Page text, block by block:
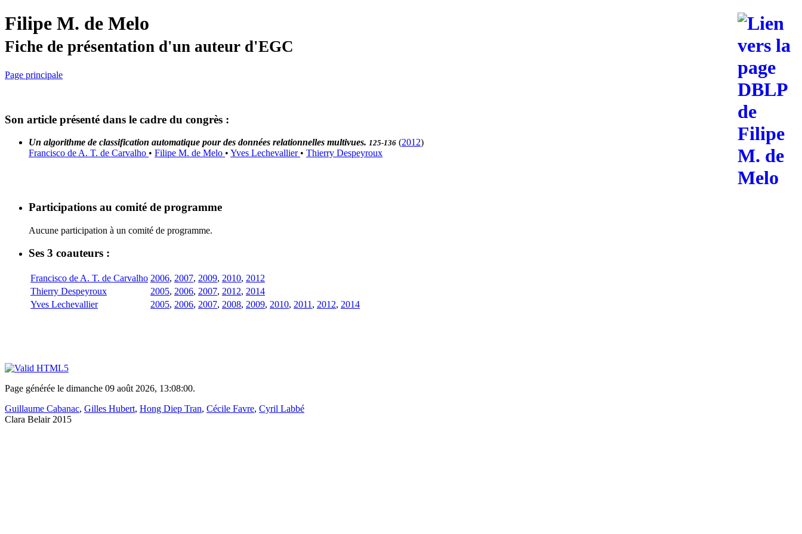
Filipe M. de Melo
Fiche de présentation d'un auteur d'EGC
Page principale
Son article présenté dans le cadre du congrès :
Un algorithme de classification automatique pour des données relationnelles multivues. 125-136 (2012)
Francisco de A. T. de Carvalho • Filipe M. de Melo • Yves Lechevallier • Thierry Despeyroux
Participations au comité de programme
Aucune participation à un comité de programme.
Ses 3 coauteurs :
Francisco de A. T. de Carvalho 2006, 2007, 2009, 2010, 2012
Thierry Despeyroux
2005, 2006, 2007, 2012, 2014
Yves Lechevallier
2005, 2006, 2007, 2008, 2009, 2010, 2011 , 2012, 2014
Page générée le dimanche 09 août 2026, 13:08:00.
Guillaume Cabanac, Gilles Hubert, Hong Diep Tran, Cécile Favre, Cyril Labbé
Clara Belair 2015